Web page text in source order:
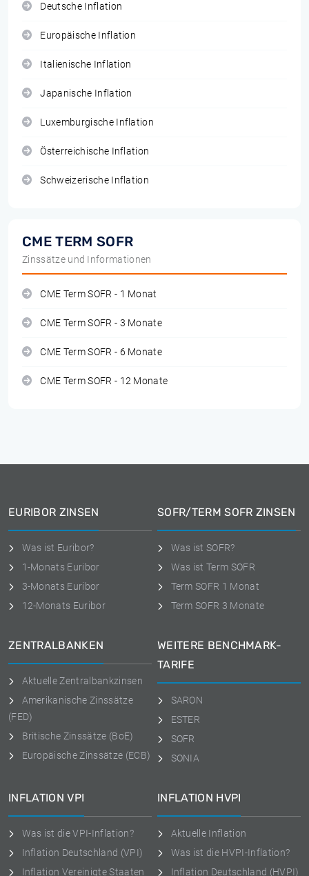
Deutsche Inflation
Europäische Inflation
Italienische Inflation
Japanische Inflation
Luxemburgische Inflation
Österreichische Inflation
Schweizerische Inflation
CME TERM SOFR
Zinssätze und Informationen
CME Term SOFR - 1 Monat
CME Term SOFR - 3 Monate
CME Term SOFR - 6 Monate
CME Term SOFR - 12 Monate
EURIBOR ZINSEN
Was ist Euribor?
1-Monats Euribor
3-Monats Euribor
12-Monats Euribor
SOFR/TERM SOFR ZINSEN
Was ist SOFR?
Was ist Term SOFR
Term SOFR 1 Monat
Term SOFR 3 Monate
ZENTRALBANKEN
Aktuelle Zentralbankzinsen
Amerikanische Zinssätze
(FED)
Britische Zinssätze (BoE)
Europäische Zinssätze (ECB)
WEITERE BENCHMARK-
TARIFE
SARON
ESTER
SOFR
SONIA
INFLATION VPI
Was ist die VPI-Inflation?
Inflation Deutschland (VPI)
Inflation Vereinigte Staaten
INFLATION HVPI
Aktuelle Inflation
Was ist die HVPI-Inflation?
Inflation Deutschland (HVPI)